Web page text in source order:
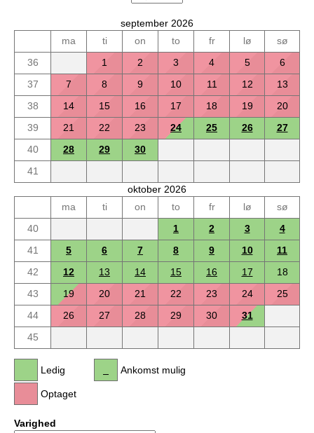
september 2026
ma
ti on to fr lø
sø
36
1 2 3 4 5
6
37
7 8 9 10 11 12
13
38
14 15 16 17 18 19
20
39
21 22 23 24 25 26
27
40
28 29
30
41
oktober 2026
ma
ti on to fr lø
sø
40
1 2 3
4
41
5 6 7 8 9 10
11
42
12 13 14 15 16 17
18
43
19 20 21 22 23 24
25
44
26 27 28 29 30
31
45
Ledig
Optaget
Ankomst mulig
Varighed